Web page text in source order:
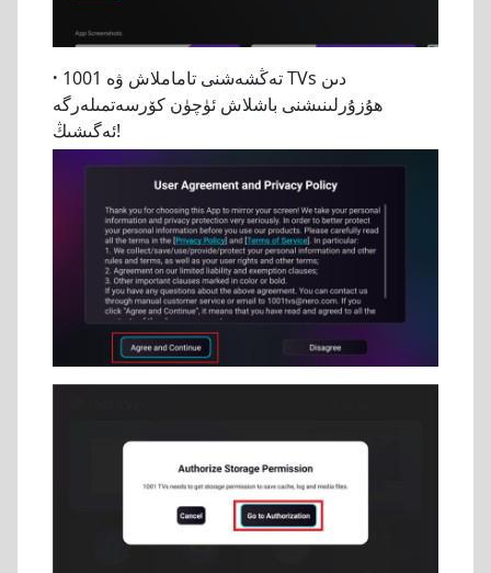
· تەڭشەشنى تاماملاش ۋە 1001 TVs دىن
ھۇزۇرلىنىشنى باشلاش ئۈچۈن كۆرسەتمىلەرگە
ئەگىشىڭ!